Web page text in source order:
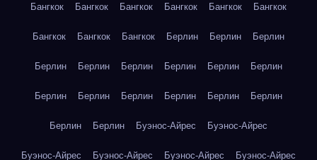
Бангкок Бангкок Бангкок Бангкок Бангкок Бангкок
Бангкок Бангкок Бангкок Берлин Берлин Берлин
Берлин Берлин Берлин Берлин Берлин Берлин
Берлин Берлин Берлин Берлин Берлин Берлин
Берлин Берлин Буэнос-Айрес Буэнос-Айрес
Буэнос-Айрес Буэнос-Айрес Буэнос-Айрес Буэнос-Айрес